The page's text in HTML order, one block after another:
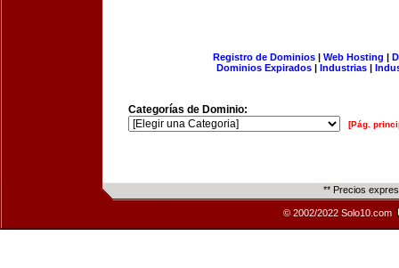
Registro de Dominios| Web Hosting |
Dominios Expirados | Industrias |
Categorías de Dominio:
[Pág.
** Precios
© 2002/2022 Solo10.com